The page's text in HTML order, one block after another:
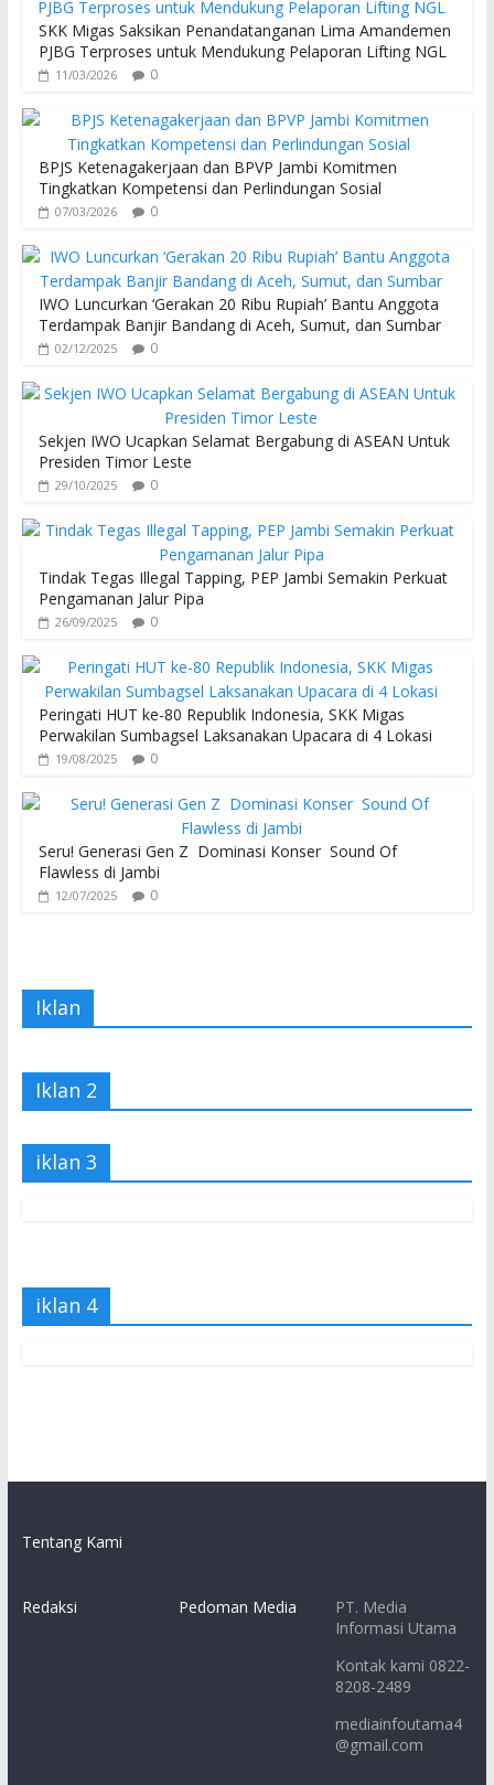
SKK Migas Saksikan Penandatanganan Lima Amandemen
PJBG Terproses untuk Mendukung Pelaporan Lifting NGL
11/03/2026 0
BPJS Ketenagakerjaan dan BPVP Jambi Komitmen
Tingkatkan Kompetensi dan Perlindungan Sosial
07/03/2026 0
IWO Luncurkan ‘Gerakan 20 Ribu Rupiah’ Bantu Anggota
Terdampak Banjir Bandang di Aceh, Sumut, dan Sumbar
02/12/2025 0
Sekjen IWO Ucapkan Selamat Bergabung di ASEAN Untuk
Presiden Timor Leste
29/10/2025 0
Tindak Tegas Illegal Tapping, PEP Jambi Semakin Perkuat
Pengamanan Jalur Pipa
26/09/2025 0
Peringati HUT ke-80 Republik Indonesia, SKK Migas
Perwakilan Sumbagsel Laksanakan Upacara di 4 Lokasi
19/08/2025 0
Seru! Generasi Gen Z Dominasi Konser Sound Of
Flawless di Jambi
12/07/2025 0
Iklan
Iklan 2
iklan 3
iklan 4
Tentang Kami
Redaksi Pedoman Media
PT. Media
Informasi Utama
Kontak kami 0822-
8208-2489
mediainfoutama4
@gmail.com